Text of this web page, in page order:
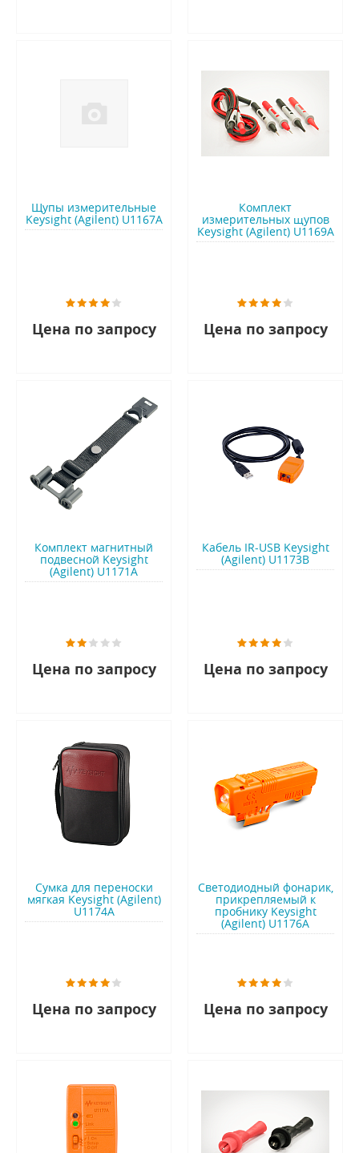
Щупы измерительные
Keysight (Agilent) U1167A
Цена по запросу
Комплект
измерительных щупов
Keysight (Agilent) U1169A
Цена по запросу
Комплект магнитный
подвесной Keysight
(Agilent) U1171A
Цена по запросу
Кабель IR-USB Keysight
(Agilent) U1173B
Цена по запросу
Сумка для переноски
мягкая Keysight (Agilent)
U1174A
Цена по запросу
Светодиодный фонарик,
прикрепляемый к
пробнику Keysight
(Agilent) U1176A
Цена по запросу